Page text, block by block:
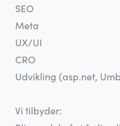
SEO
Meta
UX/UI
CRO
Udvikling (asp.net,
Vi tilbyder: